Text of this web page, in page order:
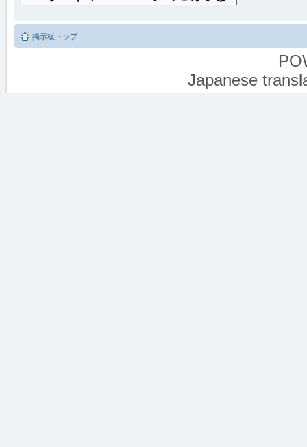
掲示板トップ
Japanese